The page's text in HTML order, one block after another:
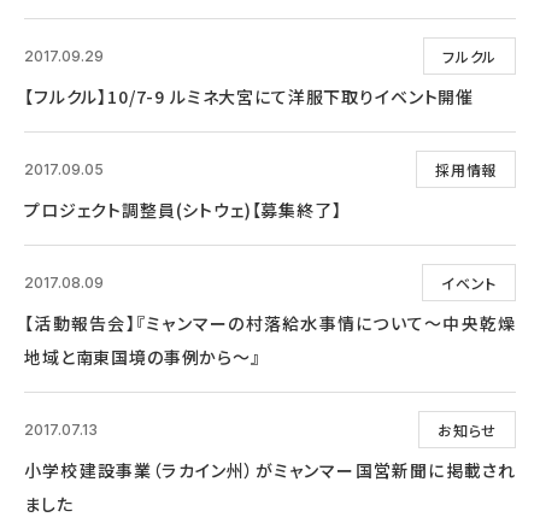
フルクル
2017.09.29
【フルクル】10/7-9 ルミネ大宮にて洋服下取りイベント開催
採用情報
2017.09.05
プロジェクト調整員(シトウェ)【募集終了】
イベント
2017.08.09
【活動報告会】『ミャンマーの村落給水事情について～中央乾燥
地域と南東国境の事例から～』
お知らせ
2017.07.13
小学校建設事業（ラカイン州）がミャンマー国営新聞に掲載され
ました